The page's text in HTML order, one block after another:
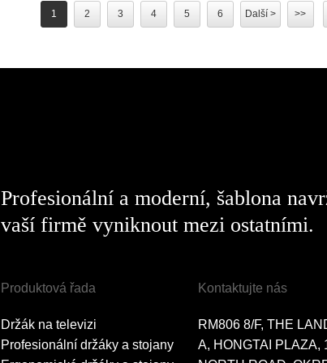
1 2 3 4 5 6 Další > >>
Profesionální a moderní, šablona
vaší firmě vyniknout mezi ostatními.
Produktová řada
Držák na televizi
Profesionální držáky a stojany
Kontaktujte nás
RM806 8/F, THE
A, HONGTAI PLAZA,